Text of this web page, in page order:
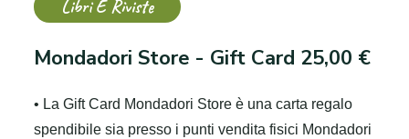
Libri E Riviste
Mondadori Store - Gift Card 25,00 €
• La Gift Card Mondadori Store è una carta regalo
spendibile sia presso i punti vendita fisici Mondadori